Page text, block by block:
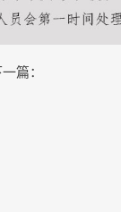
篇：